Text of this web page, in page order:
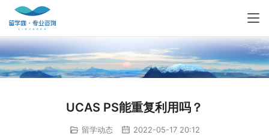
UCAS PS能重复利用吗？
留学动态 2022-05-17 20:12